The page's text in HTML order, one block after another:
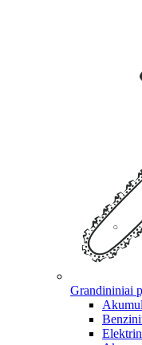
Grandininiai